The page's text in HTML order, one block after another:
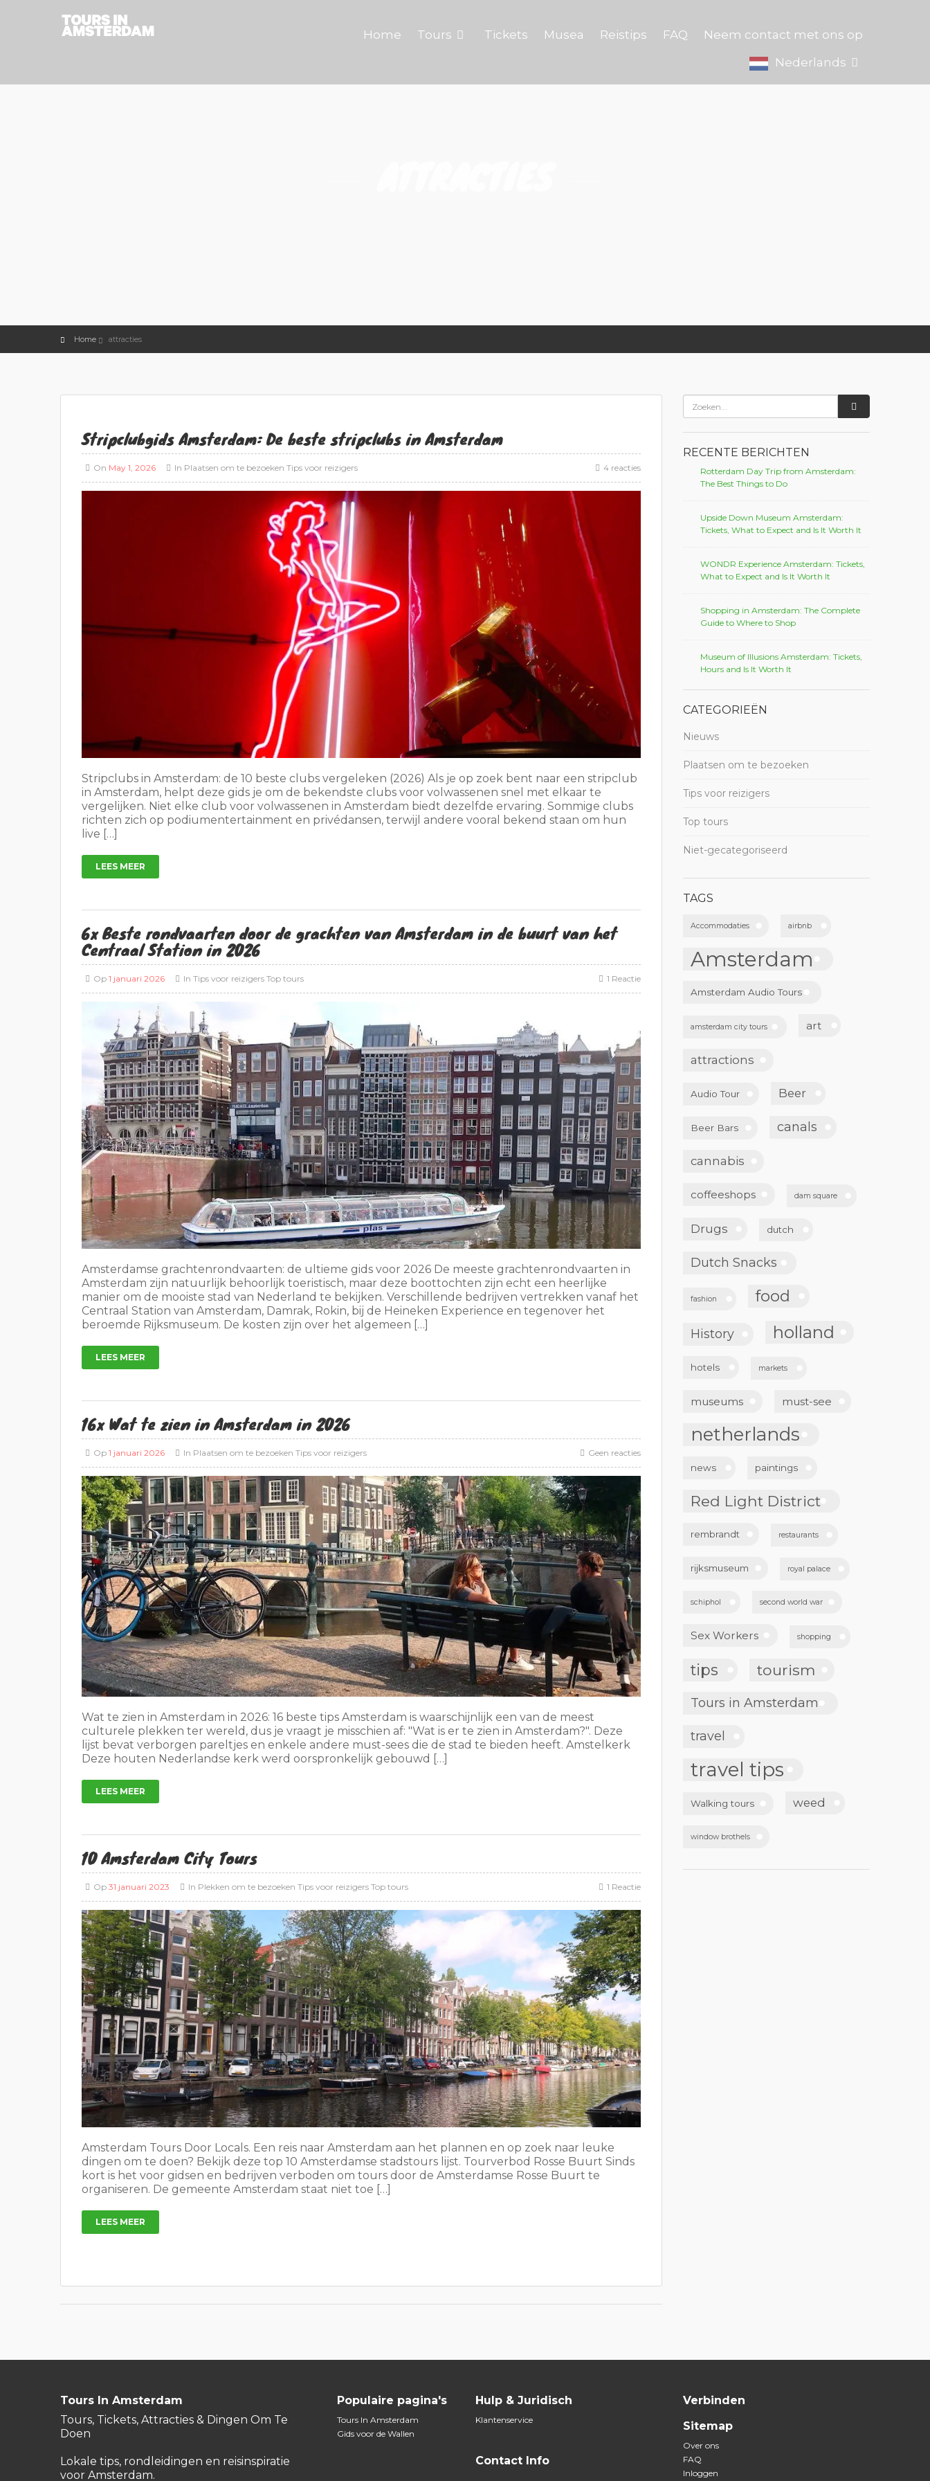
Home Tours Tickets Musea Reistips FAQ
Neem contact met ons op
Nederlands
Home attracties
Stripclubgids Amsterdam: De beste stripclubs in Amsterdam
On May 1, 2026 In Plaatsen om te bezoeken Tips voor reizigers 4 reacties
Stripclubs in Amsterdam: de 10 beste clubs vergeleken (2026) Als je op zoek bent naar een stripclub
in Amsterdam, helpt deze gids je om de bekendste clubs voor volwassenen snel met elkaar te
vergelijken. Niet elke club voor volwassenen in Amsterdam biedt dezelfde ervaring. Sommige clubs
richten zich op podiumentertainment en privédansen, terwijl andere vooral bekend staan om hun
live […]
LEES MEER
6x Beste rondvaarten door de grachten van Amsterdam in de buurt van het
Centraal Station in 2026
Op 1 januari 2026 In Tips voor reizigers Top tours 1 Reactie
Amsterdamse grachtenrondvaarten: de ultieme gids voor 2026 De meeste grachtenrondvaarten in
Amsterdam zijn natuurlijk behoorlijk toeristisch, maar deze boottochten zijn echt een heerlijke
manier om de mooiste stad van Nederland te bekijken. Verschillende bedrijven vertrekken vanaf het
Centraal Station van Amsterdam, Damrak, Rokin, bij de Heineken Experience en tegenover het
beroemde Rijksmuseum. De kosten zijn over het algemeen […]
LEES MEER
16x Wat te zien in Amsterdam in 2026
Op 1 januari 2026 In Plaatsen om te bezoeken Tips voor reizigers Geen reacties
Wat te zien in Amsterdam in 2026: 16 beste tips Amsterdam is waarschijnlijk een van de meest
culturele plekken ter wereld, dus je vraagt je misschien af: "Wat is er te zien in Amsterdam?". Deze
lijst bevat verborgen pareltjes en enkele andere must-sees die de stad te bieden heeft. Amstelkerk
Deze houten Nederlandse kerk werd oorspronkelijk gebouwd […]
LEES MEER
10 Amsterdam City Tours
Op 31 januari 2023 In Plekken om te bezoeken Tips voor reizigers Top tours 1 Reactie
Amsterdam Tours Door Locals. Een reis naar Amsterdam aan het plannen en op zoek naar leuke
dingen om te doen? Bekijk deze top 10 Amsterdamse stadstours lijst. Tourverbod Rosse Buurt Sinds
kort is het voor gidsen en bedrijven verboden om tours door de Amsterdamse Rosse Buurt te
organiseren. De gemeente Amsterdam staat niet toe […]
LEES MEER
RECENTE BERICHTEN
Rotterdam Day Trip from Amsterdam:
The Best Things to Do
Upside Down Museum Amsterdam:
Tickets, What to Expect and Is It Worth It
WONDR Experience Amsterdam: Tickets,
What to Expect and Is It Worth It
Shopping in Amsterdam: The Complete
Guide to Where to Shop
Museum of Illusions Amsterdam: Tickets,
Hours and Is It Worth It
CATEGORIEËN
Nieuws
Plaatsen om te bezoeken
Tips voor reizigers
Top tours
Niet-gecategoriseerd
TAGS
Accommodaties airbnb
Amsterdam
Amsterdam Audio Tours
amsterdam city tours art
attractions
Audio Tour Beer
Beer Bars canals
cannabis
coffeeshops dam square
Drugs dutch
Dutch Snacks
fashion food
History holland
hotels markets
museums must-see
netherlands
news paintings
Red Light District
rembrandt restaurants
rijksmuseum royal palace
schiphol second world war
Sex Workers shopping
tips tourism
Tours in Amsterdam
travel
travel tips
Walking tours weed
window brothels
Tours In Amsterdam
Tours, Tickets, Attracties & Dingen Om Te
Doen
Lokale tips, rondleidingen en reisinspiratie
voor Amsterdam.
Populaire pagina's
Tours In Amsterdam
Gids voor de Wallen
Hulp & Juridisch
Klantenservice
Contact Info
Verbinden
Sitemap
Over ons
FAQ
Inloggen